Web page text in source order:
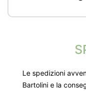
Le spedizioni
Bartolini e la